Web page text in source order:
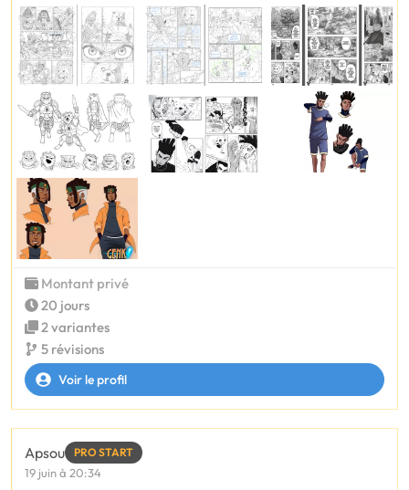
Montant privé
20 jours
2 variantes
5 révisions
Voir le profil
Apsou PRO START
19 juin à 20:34